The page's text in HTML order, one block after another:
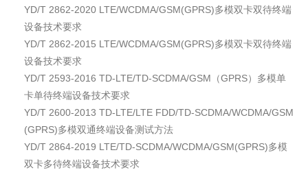
YD/T 2862-2020 LTE/WCDMA/GSM(GPRS)多模双卡双待终端
设备技术要求
YD/T 2862-2015 LTE/WCDMA/GSM(GPRS)多模双卡双待终端
设备技术要求
YD/T 2593-2016 TD-LTE/TD-SCDMA/GSM（GPRS）多模单
卡单待终端设备技术要求
YD/T 2600-2013 TD-LTE/LTE FDD/TD-SCDMA/WCDMA/GSM
(GPRS)多模双通终端设备测试方法
YD/T 2864-2019 LTE/TD-SCDMA/WCDMA/GSM(GPRS)多模
双卡多待终端设备技术要求